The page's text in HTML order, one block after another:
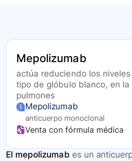
Mepolizumab
actúa reduciendo los
tipo de glóbulo blanco, en la
pulmones
Mepolizumab
anticuerpo monoclonal
Venta con fórmula médica
El mepolizumab es un